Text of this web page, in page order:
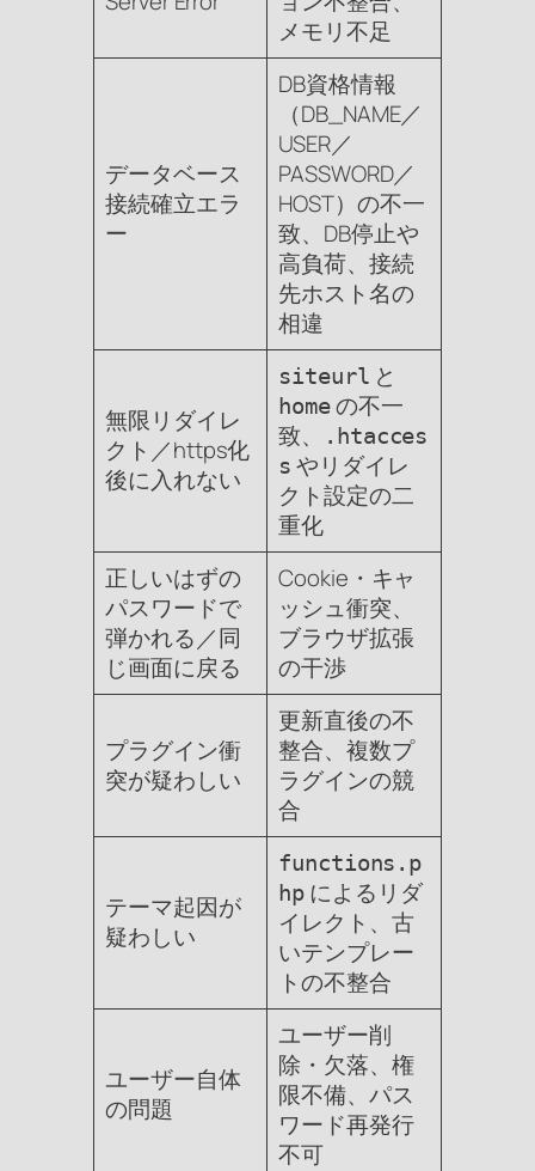
メモリ不足
データベース
接続確立エラ
ー
DB資格情報
（DB_NAME／
USER／
PASSWORD／
HOST）の不一
致、DB停止や
高負荷、接続
先ホスト名の
相違
無限リダイレ
クト／https化
後に入れない
siteurl と
homeの不一
致、
.htacces
s やリダイレ
クト設定の二
重化
正しいはずの
パスワードで
弾かれる／同
じ画面に戻る
Cookie・キャ
ッシュ衝突、
ブラウザ拡張
の干渉
プラグイン衝
突が疑わしい
更新直後の不
整合、複数プ
ラグインの競
合
テーマ起因が
疑わしい
functions.p
hp によるリダ
イレクト、古
いテンプレー
トの不整合
ユーザー自体
の問題
ユーザー削
除・欠落、権
限不備、パス
ワード再発行
不可